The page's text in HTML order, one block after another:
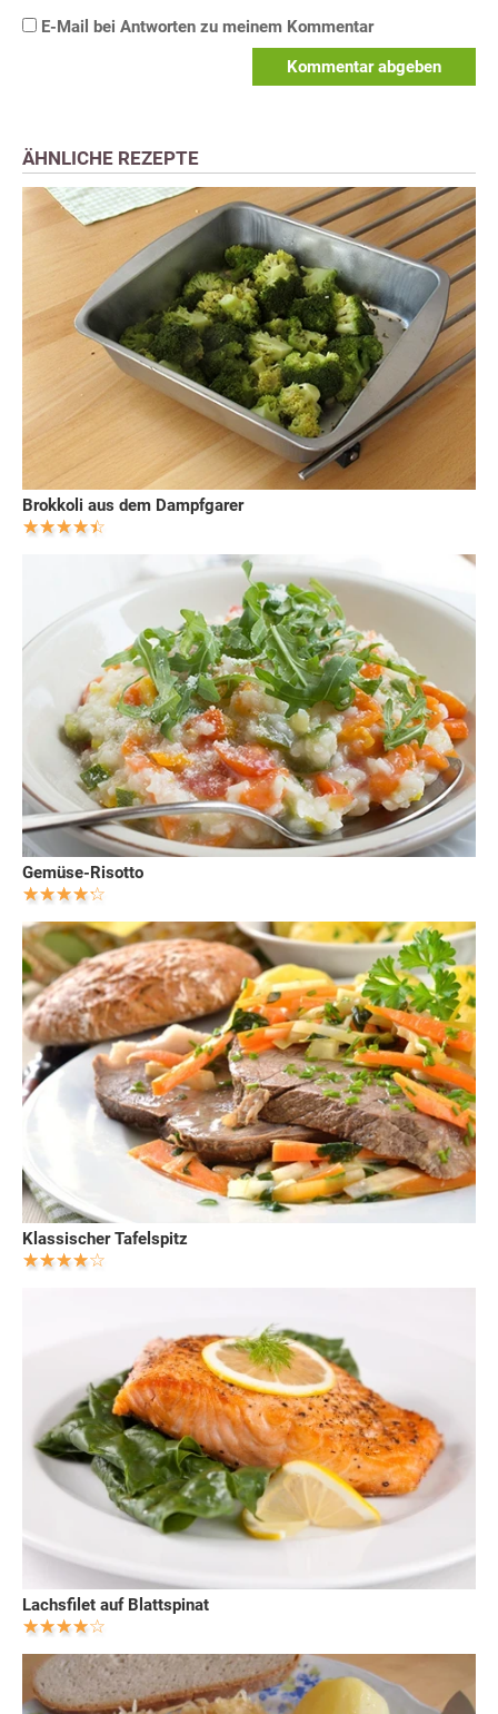
E-Mail bei Antworten zu meinem Kommentar
Kommentar abgeben
ÄHNLICHE REZEPTE
Brokkoli aus dem Dampfgarer
Gemüse-Risotto
Klassischer Tafelspitz
Lachsfilet auf Blattspinat